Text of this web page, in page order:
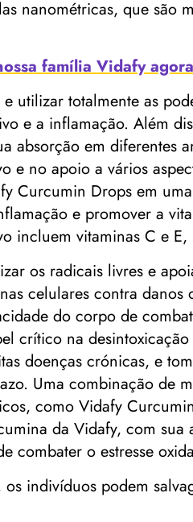
nanométricas, que são
família Vidafy
utilizar totalmente as
e a inflamação. Além
absorção em diferentes
e no apoio a vários
Curcumin Drops em
e promover a
incluem vitaminas C e
os radicais livres e
celulares contra
do corpo de
crítico na
doenças crónicas, e
Uma combinação de
como Vidafy
da Vidafy, com
combater o estresse
indivíduos podem